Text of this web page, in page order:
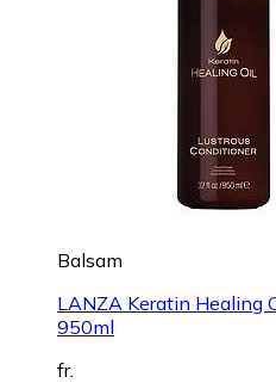
Balsam
LANZA Keratin Healing
950ml
fr.